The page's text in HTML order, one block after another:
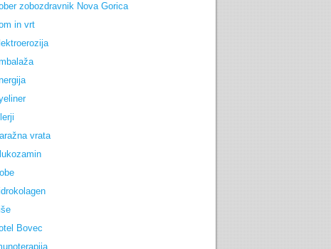
zobozdravnik Nova Gorica
in vrt
vrata
Bovec